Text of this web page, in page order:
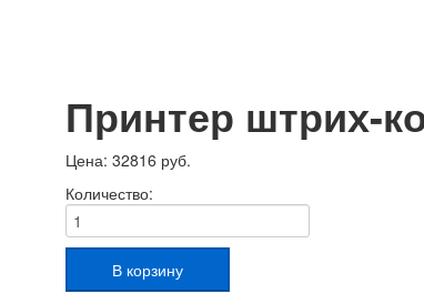
Принтер штрих-
Цена: 32816 руб.
Количество: